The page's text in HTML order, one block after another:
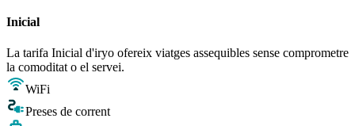
Inicial
La tarifa Inicial d'iryo ofereix viatges assequibles sense comprometre
la comoditat o el servei.
WiFi
Preses de corrent